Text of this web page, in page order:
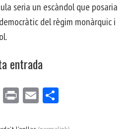
seria un escàndol que posaria
del règim monàrquic i
entrada
Te Pri E